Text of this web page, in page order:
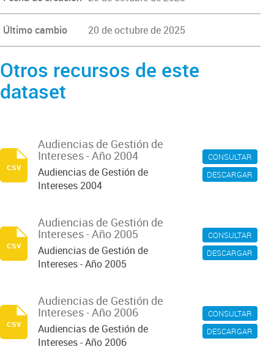
Último cambio 20 de octubre de 2025
Otros recursos de este
dataset
CONSULTAR
DESCARGAR
Audiencias de Gestión de
Intereses - Año 2004
Audiencias de Gestión de
Intereses 2004
csv
CONSULTAR
DESCARGAR
Audiencias de Gestión de
Intereses - Año 2005
Audiencias de Gestión de
Intereses - Año 2005
csv
CONSULTAR
DESCARGAR
Audiencias de Gestión de
Intereses - Año 2006
Audiencias de Gestión de
Intereses - Año 2006
csv